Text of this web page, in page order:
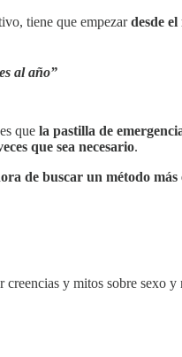
tiene que empezardesde
al año”
que la pastilla de
que sea necesario.
de buscar un método más
y mitos sobre sexo y